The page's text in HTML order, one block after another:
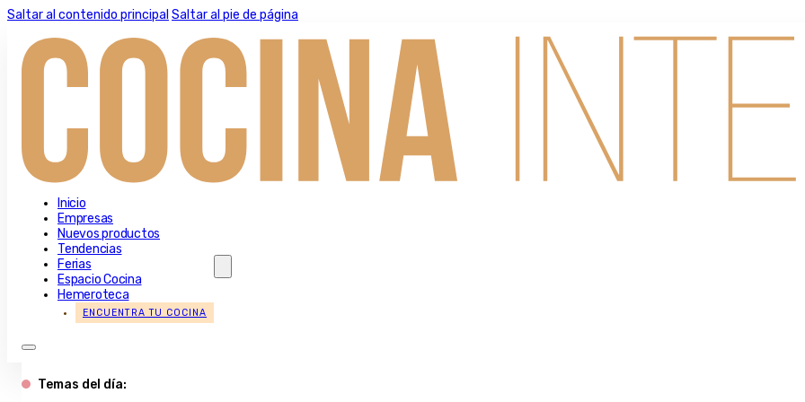
Saltar al contenido principal Saltar al pie de página
Inicio
Empresas
Nuevos productos
Tendencias
Ferias
Espacio Cocina
Hemeroteca
ENCUENTRA TU COCINA
Temas del día: